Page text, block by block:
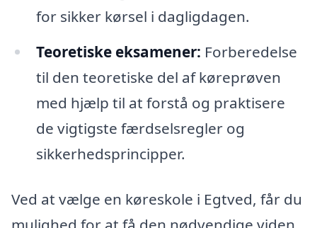
for sikker kørsel i dagligdagen.
Teoretiske eksamener: Forberedelse
til den teoretiske del af køreprøven
med hjælp til at forstå og praktisere
de vigtigste færdselsregler og
sikkerhedsprincipper.
Ved at vælge en køreskole i Egtved, får du